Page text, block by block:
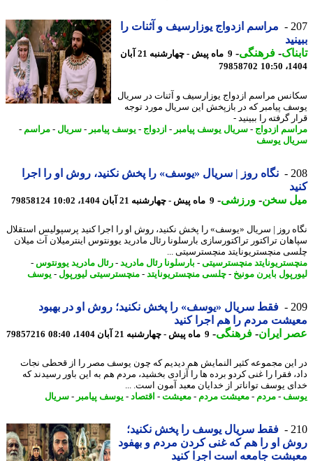
مراسم ازدواج یوزارسیف و آثنات را
-فرهنگی-
9 ماه پیش - چهارشنبه 21 آبان
79858702
مراسم ازدواج یوزارسیف و آثنات در سریال
پیامبر که در بازپخش این سریال مورد توجه
گرفته را ببینید -
ازدواج -سریال یوسف پیامبر-ازدواج -یوسف پیامبر-سریال-مراسم -
یوسف
نگاه روز | سریال «یوسف» را پخش نکنید، روش او را اجرا
سخن-ورزشی-9 ماه پیش - چهارشنبه 21 آبان 1404، 10:02 79858124
روز | سریال «یوسف» را پخش نکنید، روش او را اجرا کنید پرسپولیس استقلال
تراکتور تراکتورسازی بارسلونا رئال مادرید یوونتوس اینترمیلان آث میلان
منچستریونایتد منچسترسیتی ...
منچسترسیتی-بارسلونا رئال مادرید- رئال مادرید یوونتوس-
بایرن مونیخ-چلسی منچستریونایتد-منچسترسیتی لیورپول -یوسف
فقط سریال «یوسف» را پخش نکنید؛ روش او در بهبود
مردم را هم اجرا کنید
ایران- فرهنگی-9 ماه پیش - چهارشنبه 21 آبان 1404، 08:40 79857216
مجموعه کثیر النمایش هم دیدیم که چون یوسف مصر را از قحطی نجات
فقرا را غنی کردو برده ها را آزادی بخشید، مردم هم به این باور رسیدند که
یوسف تواناتر از خدایان معبد آمون است. ...
-مردم- معیشت مردم- معیشت-اقتصاد-یوسف پیامبر-سریال
فقط سریال یوسف را پخش نکنید؛
او را هم که غنی کردن مردم و بهفود
جامعه است اجرا کنید